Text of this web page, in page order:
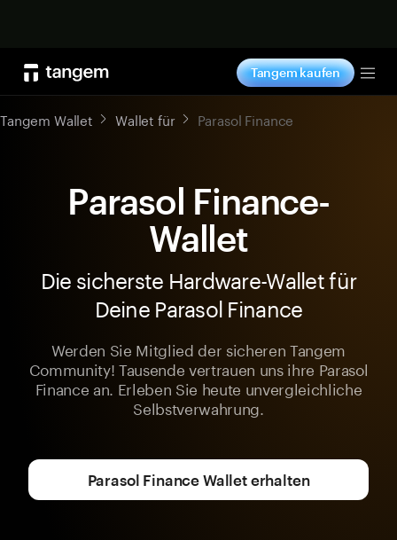
Tangem kaufen
Tangem Wallet Wallet für Parasol Finance
Parasol Finance-
Wallet
Die sicherste Hardware-Wallet für
Deine Parasol Finance
Werden Sie Mitglied der sicheren Tangem
Community! Tausende vertrauen uns ihre Parasol
Finance an. Erleben Sie heute unvergleichliche
Selbstverwahrung.
Parasol Finance Wallet erhalten